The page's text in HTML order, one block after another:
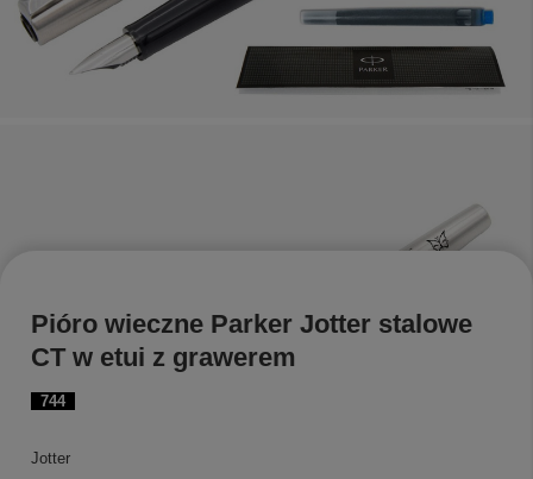
744
Pióro wieczne Parker Jotter stalowe
CT w etui z grawerem
Jotter